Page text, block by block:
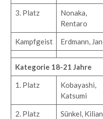
3. Platz
Nonaka,
Rentaro
Kampfgeist Erdmann, Jan
Kategorie 18-21 Jahre
1. Platz
Kobayashi,
Katsumi
2. Platz Sünkel, Kilian